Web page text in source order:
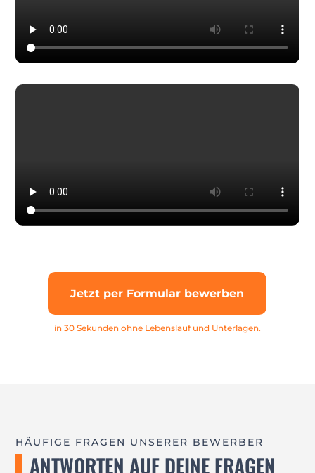
Jetzt per Formular bewerben
in 30 Sekunden ohne Lebenslauf und Unterlagen.
HÄUFIGE FRAGEN UNSERER BEWERBER
ANTWORTEN AUF DEINE FRAGEN